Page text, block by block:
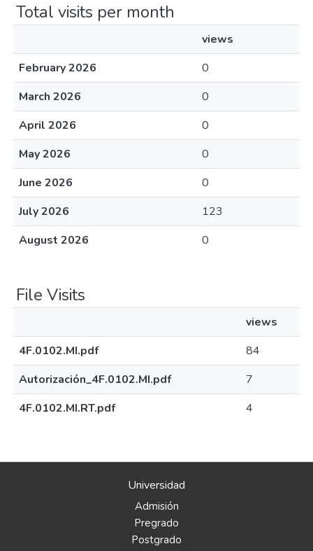
Total visits per month
views
February 2026
0
March 2026
0
April 2026
0
May 2026
0
June 2026
0
July 2026
123
August 2026
0
File Visits
views
4F.0102.MI.pdf
84
Autorización_4F.0102.MI.pdf
7
4F.0102.MI.RT.pdf
4
Universidad
Admisión
Pregrado
Postgrado